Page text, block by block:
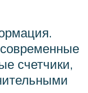
счетчики,